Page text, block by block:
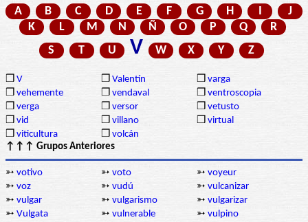
A B C D E F G H I
J
K
L M N Ñ O P Q
R
S
T U V W X Y Z
❒ V ❒ Valentín ❒ varga
❒ vehemente ❒ vendaval ❒ ventroscopia
❒ verga ❒ versor ❒ vetusto
❒ vid ❒ villano ❒ virtual
❒ viticultura ❒ volcán
↑↑↑ Grupos Anteriores
➳ votivo ➳ voto ➳ voyeur
➳ voz ➳ vudú ➳ vulcanizar
➳ vulgar ➳ vulgarismo ➳ vulgarizar
➳ Vulgata ➳ vulnerable ➳ vulpino